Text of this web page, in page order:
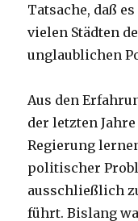
Tatsache, daß
vielen Städten
unglaublichen
Aus den
der letzten
Regierung
politischer
ausschließlich
führt. Bislang